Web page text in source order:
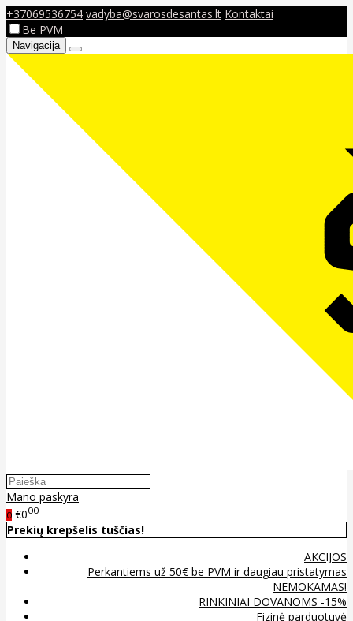
+37069536754 vadyba@svarosdesantas.lt Kontaktai
Be PVM
Navigacija
Mano paskyra
0 €000
Prekių krepšelis tuščias!
AKCIJOS
Perkantiems už 50€ be PVM ir daugiau pristatymas
NEMOKAMAS!
RINKINIAI DOVANOMS -15%
Fizinė parduotuvė